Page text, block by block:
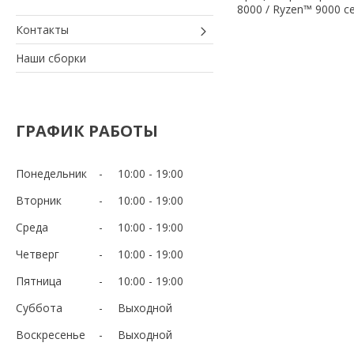
Контакты
Наши сборки
ГРАФИК РАБОТЫ
Понедельник 10:00
19:00
Вторник
10:00
19:00
Среда
10:00
19:00
Четверг
10:00
19:00
Пятница
10:00
19:00
Суббота
Выходной
Воскресенье
Выходной
8000 / Ryzen™ 9000